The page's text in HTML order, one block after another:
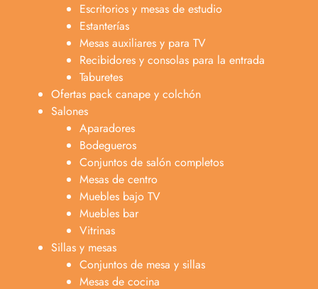
Escritorios y mesas de estudio
Estanterías
Mesas auxiliares y para TV
Recibidores y consolas para la entrada
Taburetes
Ofertas pack canape y colchón
Salones
Aparadores
Bodegueros
Conjuntos de salón completos
Mesas de centro
Muebles bajo TV
Muebles bar
Vitrinas
Sillas y mesas
Conjuntos de mesa y sillas
Mesas de cocina